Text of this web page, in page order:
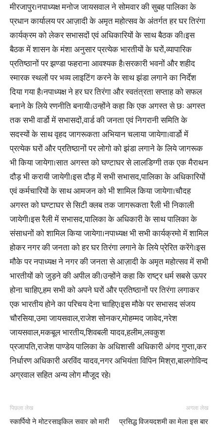
मीरजापुर।नपाध्यक्ष मनोज जायसवाल ने सोमवार की सुबह पालिका के
प्रधान कार्यालय पर आज़ादी के अमृत महोत्सव के अंतर्गत हर घर तिरंगा
कार्यक्रम को लेकर सभासदों एवं अधिकारियों के साथ बैठक की।इस
बैठक में शासन के मंशा अनुसार प्रत्येक भारतीयों के घरों,व्यापारिक
प्रतिष्ठानों पर झण्डा फहराना आवश्यक है।सरकारी भवनों और शहीद
स्मारक स्थलों पर भव्य लाइटिंग करने के साथ झंडा लगाने का निर्देश
दिया गया है।नपाध्यक्ष ने हर घर तिरंगा और स्वतंत्रता सप्ताह को सफल
बनाने के लिये रणनीति बनायी।उन्होंने कहा कि एक अगस्त से छः अगस्त
तक सभी वार्डो में सभासदों,वार्ड की जनता एवं निगरानी समिति के
सदस्यों के साथ वृहद जागरूकता अभियान चलाया जायेगा।वार्डो में
प्रत्येक घरों और प्रतिष्ठानों पर लोगो को झंडा लगाने के लिये जागरूक
भी किया जायेगा।सात अगस्त को घण्टाघर से लालडिग्गी तक एक मैराथन
दौड़ भी करायी जायेगी।इस दौड़ में सभी सभासद,पालिका के अधिकारियों
एवं कर्मचारियों के साथ आमजन को भी शामिल किया जायेगा।चौदह
अगस्त को घण्टाघर से सिटी क्लब तक जागरूकता रैली भी निकाली
जायेगी।इस रैली में सभासद,पालिका के अधिकारी के साथ पालिका के
संसाधनों को शामिल किया जायेगा।नपाध्यक्ष भी सभी कार्यक्रमो में शामिल
होकर नगर की जनता को हर घर तिरंगा लगाने के लिये प्रेरित करेंगे।इस
मौके पर नपाध्यक्ष ने नगर की जनता से आज़ादी के अमृत महोत्सव में सभी
भारतीयों को जुड़ने की अपील की।उन्होंने कहा कि राष्ट्र धर्म सबसे ऊपर
होना चाहिए,हम सभी को अपने घरों और प्रतिष्ठानों पर तिरंगा लगाकर
एक भारतीय होने का परिचय देना चाहिए।इस मौके पर सभासद संजय
चौरसिया,उमा जायसवाल,राजेश सोनकर,मोहम्मद जावेद,नरेश
जायसवाल,मकबूल भारतीय,शिवबली यादव,हलीम,लवकुश
प्रजापति,राजेश पाण्डेय पालिका के अधिशासी अधिकारी अंगद गुप्ता,कर
निर्धारण अधिकारी अरविंद यादव,नगर अभियंता विपिन मिश्रा,बालगोविन्द
अग्रवाल सहित अन्य लोग मौजूद रहे।
पिछला लेख
स्कार्पियो ने मोटरसाइकिल सवार को मारी
अगला लेख
प्रसिद्ध विजयदशमी का मेला इस बार